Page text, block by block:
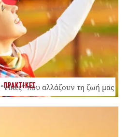
ΠΡΑΚΤΙΚΕΣπου αλλάζουν τη ζωή μας